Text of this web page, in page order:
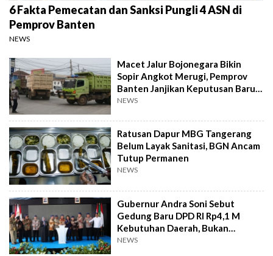
6 Fakta Pemecatan dan Sanksi Pungli 4 ASN di
Pemprov Banten
NEWS
Macet Jalur Bojonegara Bikin
Sopir Angkot Merugi, Pemprov
Banten Janjikan Keputusan Baru 4
Hari Lagi
NEWS
Ratusan Dapur MBG Tangerang
Belum Layak Sanitasi, BGN Ancam
Tutup Permanen
NEWS
Gubernur Andra Soni Sebut
Gedung Baru DPD RI Rp4,1 M
Kebutuhan Daerah, Bukan
Senator
NEWS